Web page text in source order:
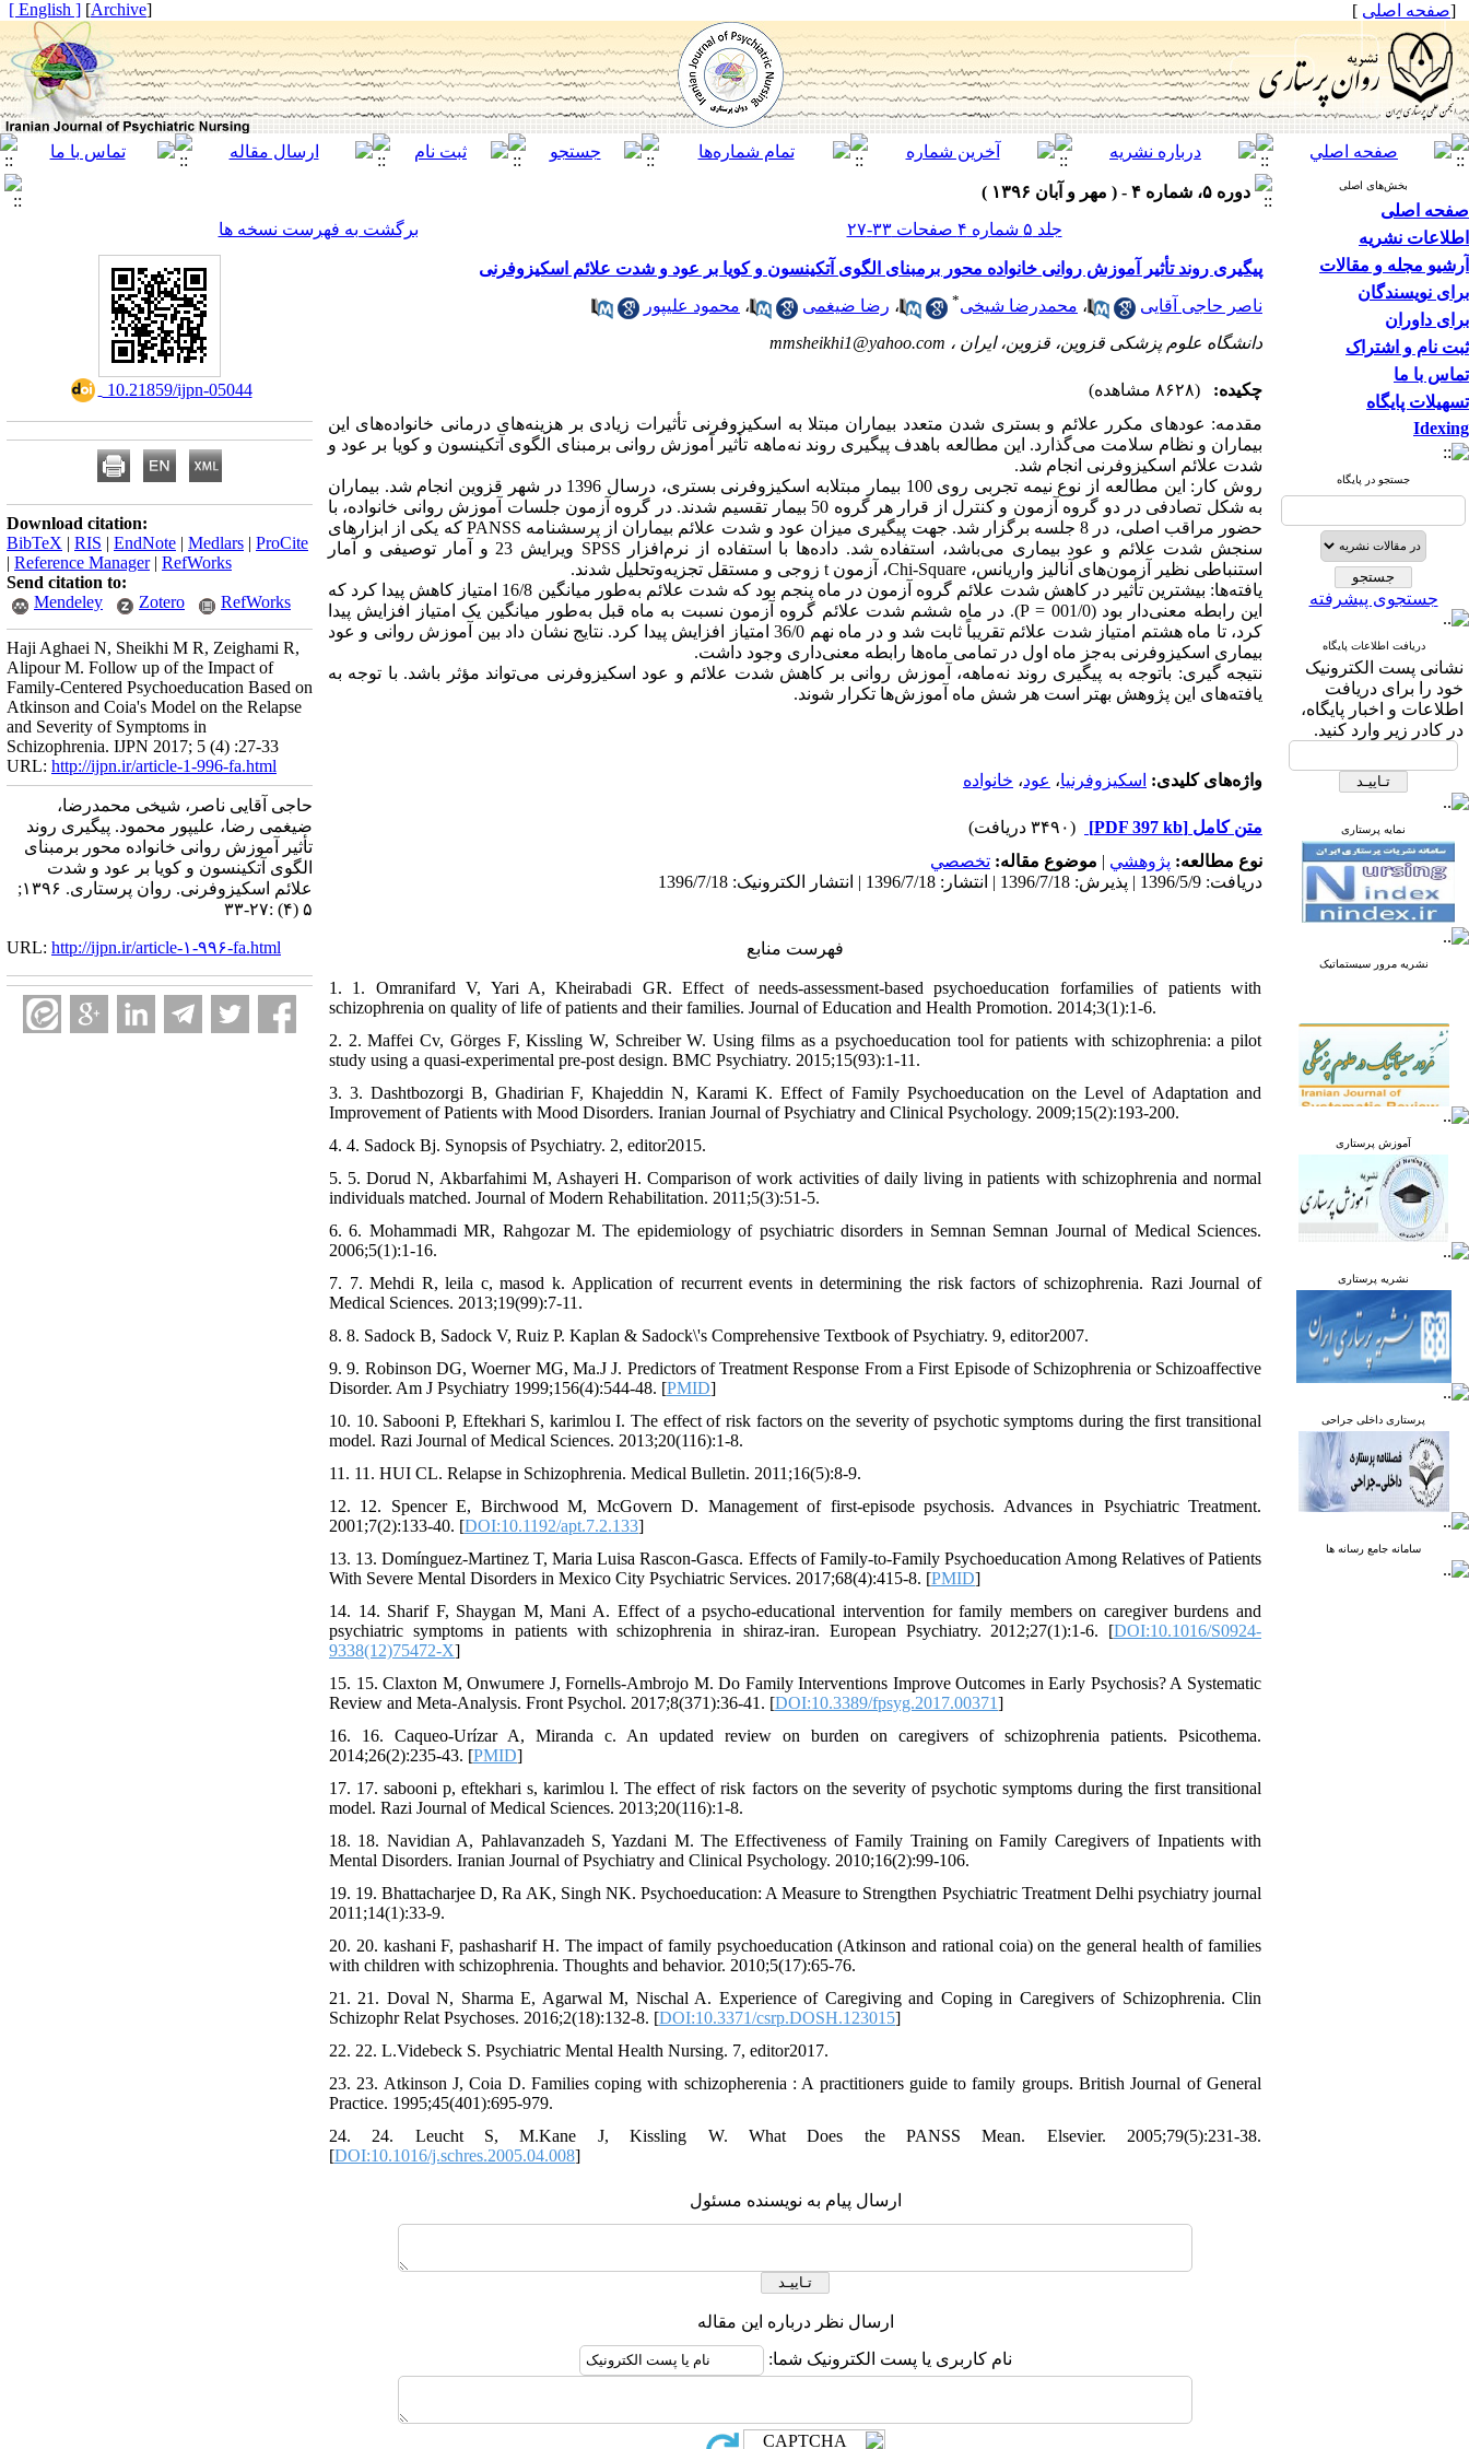
[صفحه اصلی ]
[
Archive
]
[ English ]
بخش‌های اصلی
صفحه اصلی
اطلاعات نشریه
آرشیو مجله و مقالات
برای نویسندگان
برای داوران
ثبت نام و اشتراک
تماس با ما
تسهیلات پایگاه
Idexing
جستجو در پایگاه
جستجوی پیشرفته
دریافت اطلاعات پایگاه
نشانی پست الکترونیک
خود را برای دریافت
اطلاعات و اخبار پایگاه،
در کادر زیر وارد کنید.
نمایه پرستاری
نشریه مرور سیستماتیک
آموزش پرستاری
نشریه پرستاری
پرستاری داخلی جراحی
سامانه جامع رسانه ها
دوره ۵، شماره ۴ - ( مهر و آبان ۱۳۹۶ )
جلد ۵ شماره ۴ صفحات ۳۳-۲۷
برگشت به فهرست نسخه ها
پیگیری روند تأثیر آموزش روانی خانواده محور برمبنای الگوی آتکینسون و کویا بر عود و شدت علائم اسکیزوفرنی
ناصر حاجی آقایی ، محمدرضا شیخی* ، رضا ضیغمی ، محمود علیپور
دانشگاه علوم پزشکی قزوین، قزوین، ایران ، mmsheikhi1@yahoo.com
چکیده:
(۸۶۲۸ مشاهده)
مقدمه: عودهای مکرر علائم و بستری شدن متعدد بیماران مبتلا به اسکیزوفرنی تأثیرات زیادی بر هزینه‌های درمانی خانواده‌های این
بیماران و نظام سلامت می‌گذارد. این مطالعه باهدف پیگیری روند نه‌ماهه تأثیر آموزش روانی برمبنای الگوی آتکینسون و کویا بر عود و
شدت علائم اسکیزوفرنی انجام شد.
روش کار: این مطالعه از نوع نیمه تجربی روی 100 بیمار مبتلابه اسکیزوفرنی بستری، درسال 1396 در شهر قزوین انجام شد. بیماران
به شکل تصادفی در دو گروه آزمون و کنترل از قرار هر گروه 50 بیمار تقسیم شدند. در گروه آزمون جلسات آموزش روانی خانواده، با
حضور مراقب اصلی، در 8 جلسه برگزار شد. جهت پیگیری میزان عود و شدت علائم بیماران از پرسشنامه PANSS که یکی از ابزارهای
سنجش شدت علائم و عود بیماری می‌باشد، استفاده شد. داده‌ها با استفاده از نرم‌افزار SPSS ویرایش 23 و آمار توصیفی و آمار
استنباطی نظیر آزمون‌های آنالیز واریانس، Chi-Square، آزمون t زوجی و مستقل تجزیه‌وتحلیل شدند.
یافته‌ها: بیشترین تأثیر در کاهش شدت علائم گروه آزمون در ماه پنجم بود که شدت علائم به‌طور میانگین 16/8 امتیاز کاهش پیدا کرد که
این رابطه معنی‌دار بود (001/0 = P). در ماه ششم شدت علائم گروه آزمون نسبت به ماه قبل به‌طور میانگین یک امتیاز افزایش پیدا
کرد، تا ماه هشتم امتیاز شدت علائم تقریباً ثابت شد و در ماه نهم 36/0 امتیاز افزایش پیدا کرد. نتایج نشان داد بین آموزش روانی و عود
بیماری اسکیزوفرنی به‌جز ماه اول در تمامی ماه‌ها رابطه معنی‌داری وجود داشت.
نتیجه گیری: باتوجه به پیگیری روند نه‌ماهه، آموزش روانی بر کاهش شدت علائم و عود اسکیزوفرنی می‌تواند مؤثر باشد. با توجه به
یافته‌های این پژوهش بهتر است هر شش ماه آموزش‌ها تکرار شوند.
واژه‌های کلیدی: اسکیزوفرنیا، عود، خانواده
متن کامل [PDF 397 kb]
(۳۴۹۰ دریافت)
نوع مطالعه: پژوهشي | موضوع مقاله: تخصصي
دریافت: 1396/5/9 | پذیرش: 1396/7/18 | انتشار: 1396/7/18 | انتشار الکترونیک: 1396/7/18
فهرست منابع
1. 1. Omranifard V, Yari A, Kheirabadi GR. Effect of needs‑assessment‑based psychoeducation forfamilies of patients with
schizophrenia on quality of life of patients and their families. Journal of Education and Health Promotion. 2014;3(1):1-6.
2. 2. Maffei Cv, Görges F, Kissling W, Schreiber W. Using films as a psychoeducation tool for patients with schizophrenia: a pilot
study using a quasi-experimental pre-post design. BMC Psychiatry. 2015;15(93):1-11.
3. 3. Dashtbozorgi B, Ghadirian F, Khajeddin N, Karami K. Effect of Family Psychoeducation on the Level of Adaptation and
Improvement of Patients with Mood Disorders. Iranian Journal of Psychiatry and Clinical Psychology. 2009;15(2):193-200.
4. 4. Sadock Bj. Synopsis of Psychiatry. 2, editor2015.
5. 5. Dorud N, Akbarfahimi M, Ashayeri H. Comparison of work activities of daily living in patients with schizophrenia and normal
individuals matched. Journal of Modern Rehabilitation. 2011;5(3):51-5.
6. 6. Mohammadi MR, Rahgozar M. The epidemiology of psychiatric disorders in Semnan Semnan Journal of Medical Sciences.
2006;5(1):1-16.
7. 7. Mehdi R, leila c, masod k. Application of recurrent events in determining the risk factors of schizophrenia. Razi Journal of
Medical Sciences. 2013;19(99):7-11.
8. 8. Sadock B, Sadock V, Ruiz P. Kaplan & Sadock\'s Comprehensive Textbook of Psychiatry. 9, editor2007.
9. 9. Robinson DG, Woerner MG, Ma.J J. Predictors of Treatment Response From a First Episode of Schizophrenia or Schizoaffective
Disorder. Am J Psychiatry 1999;156(4):544-48. [PMID]
10. 10. Sabooni P, Eftekhari S, karimlou I. The effect of risk factors on the severity of psychotic symptoms during the first transitional
model. Razi Journal of Medical Sciences. 2013;20(116):1-8.
11. 11. HUI CL. Relapse in Schizophrenia. Medical Bulletin. 2011;16(5):8-9.
12. 12. Spencer E, Birchwood M, McGovern D. Management of first-episode psychosis. Advances in Psychiatric Treatment.
2001;7(2):133-40. [DOI:10.1192/apt.7.2.133]
13. 13. Domínguez-Martinez T, Maria Luisa Rascon-Gasca. Effects of Family-to-Family Psychoeducation Among Relatives of Patients
With Severe Mental Disorders in Mexico City Psychiatric Services. 2017;68(4):415-8. [PMID]
14. 14. Sharif F, Shaygan M, Mani A. Effect of a psycho-educational intervention for family members on caregiver burdens and
psychiatric symptoms in patients with schizophrenia in shiraz-iran. European Psychiatry. 2012;27(1):1-6. [DOI:10.1016/S0924-
9338(12)75472-X]
15. 15. Claxton M, Onwumere J, Fornells-Ambrojo M. Do Family Interventions Improve Outcomes in Early Psychosis? A Systematic
Review and Meta-Analysis. Front Psychol. 2017;8(371):36-41. [DOI:10.3389/fpsyg.2017.00371]
16. 16. Caqueo-Urízar A, Miranda c. An updated review on burden on caregivers of schizophrenia patients. Psicothema.
2014;26(2):235-43. [PMID]
17. 17. sabooni p, eftekhari s, karimlou l. The effect of risk factors on the severity of psychotic symptoms during the first transitional
model. Razi Journal of Medical Sciences. 2013;20(116):1-8.
18. 18. Navidian A, Pahlavanzadeh S, Yazdani M. The Effectiveness of Family Training on Family Caregivers of Inpatients with
Mental Disorders. Iranian Journal of Psychiatry and Clinical Psychology. 2010;16(2):99-106.
19. 19. Bhattacharjee D, Ra AK, Singh NK. Psychoeducation: A Measure to Strengthen Psychiatric Treatment Delhi psychiatry journal
2011;14(1):33-9.
20. 20. kashani F, pashasharif H. The impact of family psychoeducation (Atkinson and rational coia) on the general health of families
with children with schizophrenia. Thoughts and behavior. 2010;5(17):65-76.
21. 21. Doval N, Sharma E, Agarwal M, Nischal A. Experience of Caregiving and Coping in Caregivers of Schizophrenia. Clin
Schizophr Relat Psychoses. 2016;2(18):132-8. [DOI:10.3371/csrp.DOSH.123015]
22. 22. L.Videbeck S. Psychiatric Mental Health Nursing. 7, editor2017.
23. 23. Atkinson J, Coia D. Families coping with schizopherenia : A practitioners guide to family groups. British Journal of General
Practice. 1995;45(401):695-979.
24. 24. Leucht S, M.Kane J, Kissling W. What Does the PANSS Mean. Elsevier. 2005;79(5):231-38.
[DOI:10.1016/j.schres.2005.04.008]
ارسال پیام به نویسنده مسئول
ارسال نظر درباره این مقاله
نام کاربری یا پست الکترونیک شما:
‎ 10.21859/ijpn-05044
Download citation:
BibTeX | RIS | EndNote | Medlars | ProCite
| Reference Manager| RefWorks
Send citation to:
Mendeley
Zotero RefWorks
Haji Aghaei N, Sheikhi M R, Zeighami R,
Alipour M. Follow up of the Impact of
Family-Centered Psychoeducation Based on
Atkinson and Coia's Model on the Relapse
and Severity of Symptoms in
Schizophrenia. IJPN 2017; 5 (4) :27-33
URL: http://ijpn.ir/article-1-996-fa.html
حاجی آقایی ناصر، شیخی محمدرضا،
ضیغمی رضا، علیپور محمود. پیگیری روند
تأثیر آموزش روانی خانواده محور برمبنای
الگوی آتکینسون و کویا بر عود و شدت
علائم اسکیزوفرنی. روان پرستاری. ۱۳۹۶;
۵ (۴) :۲۷-۳۳
URL: http://ijpn.ir/article-۱-۹۹۶-fa.html